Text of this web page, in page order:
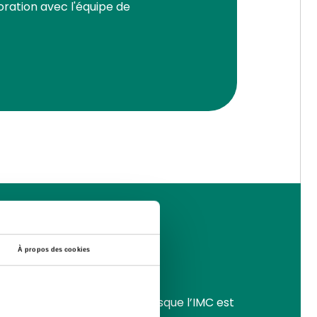
À propos des cookies
avec l'équipe de
On parle d’obésité lorsque l’IMC est